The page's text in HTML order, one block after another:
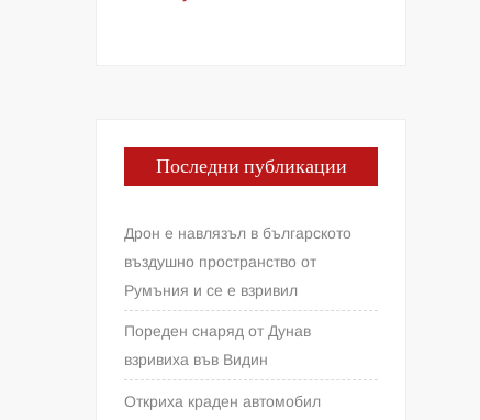
Последни публикации
Дрон е навлязъл в българското
въздушно пространство от
Румъния и се е взривил
Пореден снаряд от Дунав
взривиха във Видин
Откриха краден автомобил